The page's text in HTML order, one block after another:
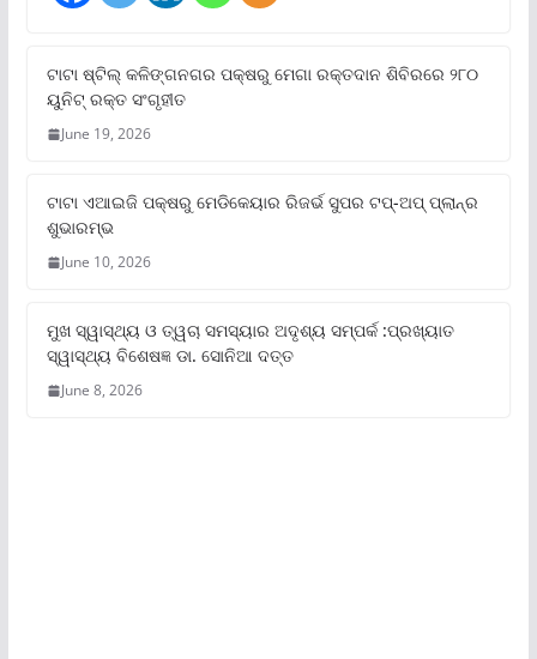
ଟାଟା ଷ୍ଟିଲ୍‌ କଳିଙ୍ଗନଗର ପକ୍ଷରୁ ମେଗା ରକ୍ତଦାନ ଶିବିରରେ ୨୮୦
ୟୁନିଟ୍‌ ରକ୍ତ ସଂଗୃହୀତ
June 19, 2026
ଟାଟା ଏଆଇଜି ପକ୍ଷରୁ ମେଡିକେୟାର ରିଜର୍ଭ ସୁପର ଟପ୍‌-ଅପ୍ ପ୍ଲାନ୍‌ର
ଶୁଭାରମ୍ଭ
June 10, 2026
ମୁଖ ସ୍ୱାସ୍ଥ୍ୟ ଓ ତ୍ୱଚା ସମସ୍ୟାର ଅଦୃଶ୍ୟ ସମ୍ପର୍କ :ପ୍ରଖ୍ୟାତ
ସ୍ୱାସ୍ଥ୍ୟ ବିଶେଷଜ୍ଞ ଡା. ସୋନିଆ ଦତ୍ତ
June 8, 2026